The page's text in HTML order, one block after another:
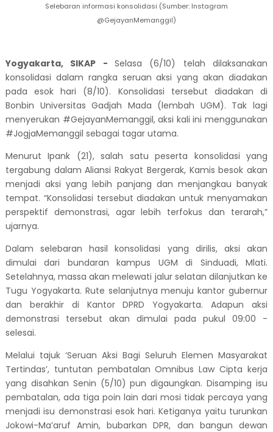
Selebaran informasi konsolidasi (Sumber: Instagram
@GejayanMemanggil)
Yogyakarta, SIKAP - Selasa (6/10) telah dilaksanakan
konsolidasi dalam rangka seruan aksi yang akan diadakan
pada esok hari (8/10). Konsolidasi tersebut diadakan di
Bonbin UniversitasGadjah Mada (lembah UGM). Tak lagi
menyerukan #GejayanMemanggil, aksi kali ini menggunakan
#JogjaMemanggil sebagai tagar utama.
Menurut Ipank (21), salah satu peserta konsolidasi yang
tergabung dalam Aliansi Rakyat Bergerak, Kamis besok akan
menjadi aksi yang lebih panjang dan menjangkau banyak
tempat. “Konsolidasi tersebut diadakan untuk menyamakan
perspektif demonstrasi, agar lebih terfokus dan terarah,”
ujarnya.
Dalam selebaran hasil konsolidasi yang dirilis, aksi akan
dimulai dari
bundaran kampus UGM di Sinduadi, Mlati.
Setelahnya, massa akan melewati jalur selatan dilanjutkan ke
Tugu Yogyakarta. Rute selanjutnya menuju kantor gubernur
dan berakhir di Kantor DPRD Yogyakarta. Adapun aksi
demonstrasi tersebut akan dimulai pada pukul 09:00
-
selesai.
Melalui tajuk ‘Seruan Aksi Bagi Seluruh Elemen Masyarakat
Tertindas’, tuntutan pembatalan Omnibus Law Cipta kerja
yang disahkan Senin (5/10) pun digaungkan. Disamping isu
pembatalan, ada tiga poin lain dari mosi tidak percaya yang
menjadi isu demonstrasi esok hari.Ketiganya yaitu turunkan
Jokowi-Ma’aruf Amin, bubarkan DPR, dan bangun dewan